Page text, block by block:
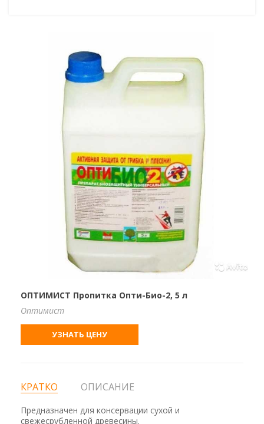
ОПТИМИСТ Пропитка Опти-Био-2, 5 л
Оптимист
УЗНАТЬ ЦЕНУ
КРАТКО ОПИСАНИЕ
Предназначен для консервации сухой и
свежесрубленной древесины.